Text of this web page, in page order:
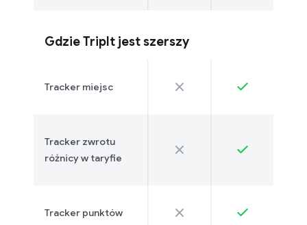
Gdzie TripIt jest szerszy
Tracker miejsc
Tracker zwrotu
różnicy w taryfie
Tracker punktów